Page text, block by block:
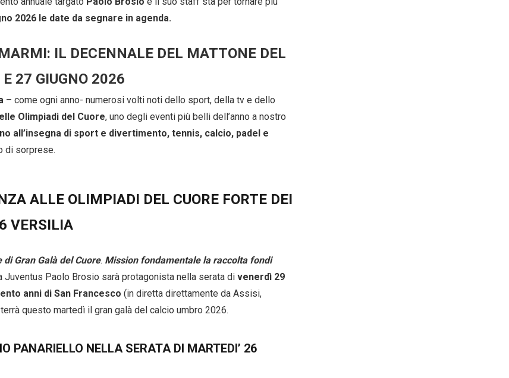
2026 le date da segnare in agenda.
IL DECENNALE DEL MATTONE DEL
27 GIUGNO 2026
– come ogni anno- numerosi volti noti dello sport, della tv e dello
Olimpiadi del Cuore, uno degli eventi più belli dell’anno a nostro
all’insegna di sport e divertimento, tennis, calcio, padel e
di sorprese.
ALLE OLIMPIADI DEL CUORE FORTE DEI
VERSILIA
di Gran Galà del Cuore. Mission fondamentale la raccolta fondi
Juventus Paolo Brosio sarà protagonista nella serata di venerdì 29
anni di San Francesco (in diretta direttamente da Assisi,
questo martedì il gran galà del calcio umbro 2026.
PANARIELLO NELLA SERATA DI MARTEDI’ 26